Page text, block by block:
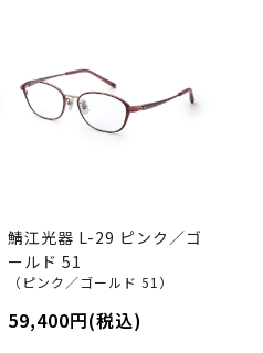
鯖江光器 L-29 ピンク／ゴ
ールド 51
（ピンク／ゴールド 51）
59,400円(税込)